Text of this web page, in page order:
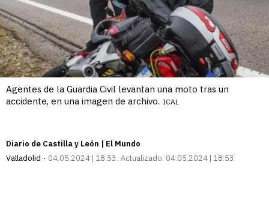
Agentes de la Guardia Civil levantan una moto tras un
accidente, en una imagen de archivo. ICAL
Diario de Castilla y León | El Mundo
Valladolid
04.05.2024 | 18:53 Actualizado: 04.05.2024 | 18:53